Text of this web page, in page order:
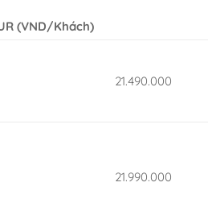
(VND/Khách)
21.490.000
21.990.000